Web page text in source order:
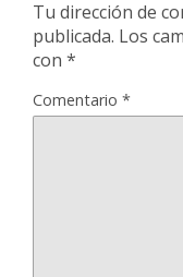
Tu dirección de
publicada. Los
con *
Comentario *